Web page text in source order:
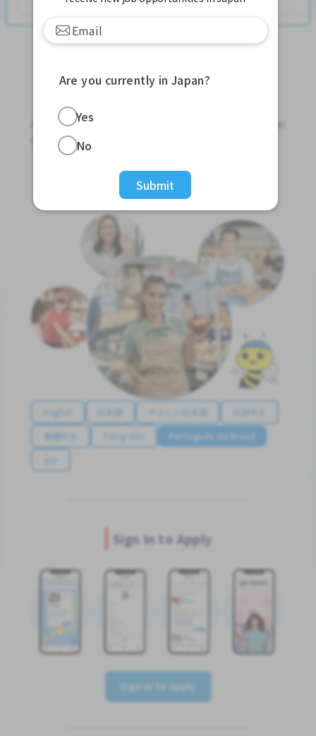
Apply for Part-Time Jobs, Full-Time Jobs and Tokutei
Ginou Jobs!
Get Started
English 日本語 やさしい日本語
简体中文
繁體中文
Tiếng Việt
Português do Brasil
န်မာ
Sign In to Apply
Sign In to Apply
Are you currently in Japan?
Yes
No
Submit